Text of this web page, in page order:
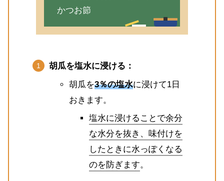
かつお節
胡瓜を塩水に浸ける：
胡瓜を3％の塩水に浸けて1日
おきます。
塩水に浸けることで余分
な水分を抜き、味付けを
したときに水っぽくなる
のを防ぎます。